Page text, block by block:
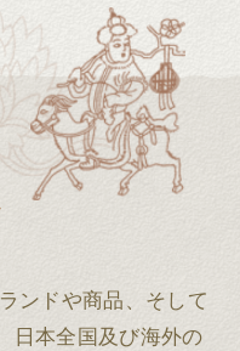
ンドや商品、そして
日本全国及び海外の